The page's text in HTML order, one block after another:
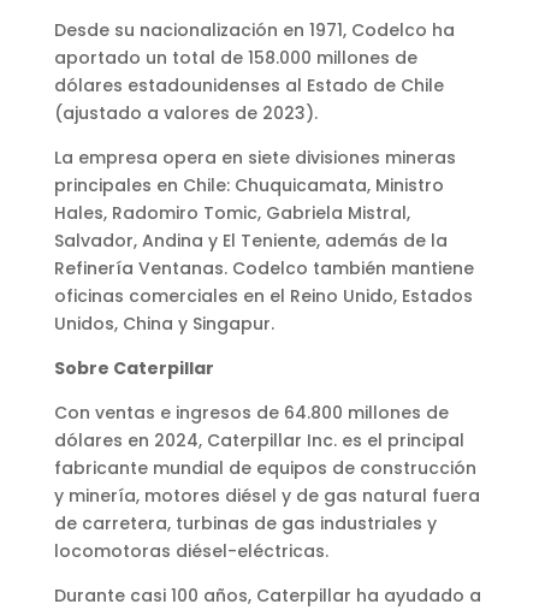
Desde su nacionalización en 1971, Codelco ha
aportado un total de 158.000 millones de
dólares estadounidenses al Estado de Chile
(ajustado a valores de 2023).
La empresa opera en siete divisiones mineras
principales en Chile: Chuquicamata, Ministro
Hales, Radomiro Tomic, Gabriela Mistral,
Salvador, Andina y El Teniente, además de la
Refinería Ventanas. Codelco también mantiene
oficinas comerciales en el Reino Unido, Estados
Unidos, China y Singapur.
Sobre Caterpillar
Con ventas e ingresos de 64.800 millones de
dólares en 2024, Caterpillar Inc. es el principal
fabricante mundial de equipos de construcción
y minería, motores diésel y de gas natural fuera
de carretera, turbinas de gas industriales y
locomotoras diésel-eléctricas.
Durante casi 100 años, Caterpillar ha ayudado a